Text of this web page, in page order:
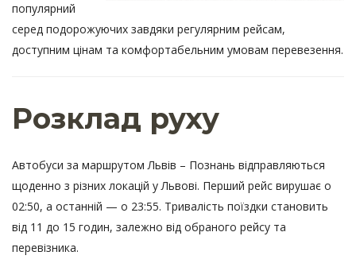
популярний
серед подорожуючих завдяки регулярним рейсам,
доступним цінам та комфортабельним умовам перевезення.
Розклад руху
Автобуси за маршрутом Львів – Познань відправляються
щоденно з різних локацій у Львові. Перший рейс вирушає о
02:50, а останній — о 23:55. Тривалість поїздки становить
від 11 до 15 годин, залежно від обраного рейсу та
перевізника.